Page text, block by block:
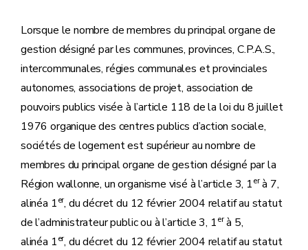
Lorsque le nombre de membres du principal organe de
gestion désigné par les communes, provinces, C.P.A.S.,
intercommunales, régies communales et provinciales
autonomes, associations de projet, association de
pouvoirs publics visée à l’article 118 de la loi du 8 juillet
1976 organique des centres publics d’action sociale,
sociétés de logement est supérieur au nombre de
membres du principal organe de gestion désigné par la
Région wallonne, un organisme visé à l’article 3, 1erà 7,
alinéa 1er, du décret du 12 février 2004 relatif au statut
de l’administrateur public ou à l’article 3, 1erà 5,
alinéa 1er, du décret du 12 février 2004 relatif au statut